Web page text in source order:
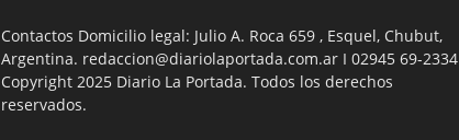
Contactos Domicilio legal: Julio A. Roca 659 , Esquel, Chubut,
Argentina. redaccion@diariolaportada.com.ar I 02945 69-2334
Copyright 2025 Diario La Portada. Todos los derechos
reservados.